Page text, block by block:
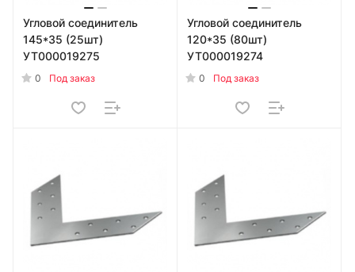
Угловой соединитель
145*35 (25шт)
УТ000019275
0 Под заказ
Угловой соединитель
120*35 (80шт)
УТ000019274
0 Под заказ